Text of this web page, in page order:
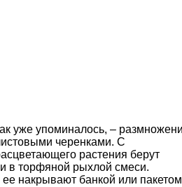
уже упоминалось, –
черенками. С
растения берут
в торфяной рыхлой смеси.
накрывают банкой или